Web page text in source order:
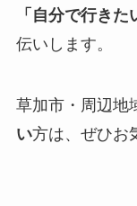
「自分で行きた
伝いします。
草加市・周辺地
い方は、ぜひお